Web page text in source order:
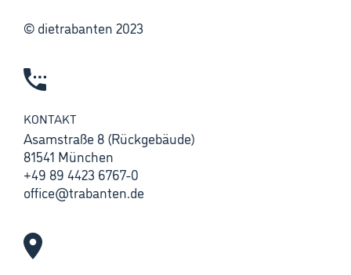
© dietrabanten 2023
KONTAKT
Asamstraße 8 (Rückgebäude)
81541 München
+49 89 4423 6767-0
office@trabanten.de